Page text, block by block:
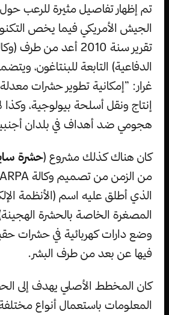
تم إظهار تفاصيل مثيرة للرعب
الجيش الأمريكي فيما يخص
تقرير سنة 2010 أعد من
الدفاعية) التابعة للبنتاغون،
غرار: ”إمكانية تطوير حشرات
إنتاج ونقل أسلحة بيولوجية،
هجومي ضد أهداف في بلدان
كان هناك كذلك مشروع (حشرة
الذي أطلق عليه اسم (الأنظمة
المصغرة الخاصة بالحشرة
وضع دارات كهربائية في حشرات
فيها عن بعد من طرف البشر.
كان المخطط الأصلي يهدف إلى
المعلومات باستعمال أنواع